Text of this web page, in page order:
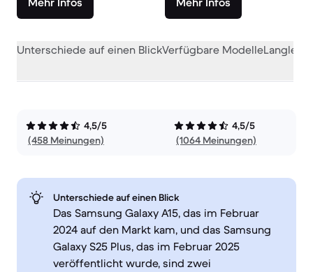
Unterschiede auf einen BlickVerfügbare Modelle
4,5/5
(458 Meinungen)
4,5/5
(1064 Meinungen)
Unterschiede auf einen Blick
Das Samsung Galaxy A15, das im Februar
2024 auf den Markt kam, und das Samsung
Galaxy S25 Plus, das im Februar 2025
veröffentlicht wurde, sind zwei